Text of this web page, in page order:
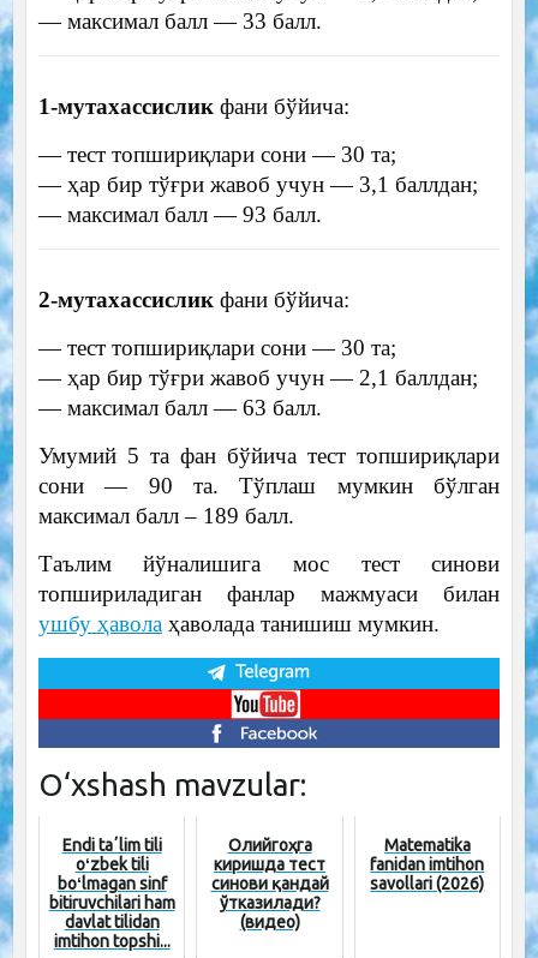
— максимал балл — 33 балл.
1-мутахассисликфани бўйича:
— тест топшириқлари сони — 30 та;
— ҳар бир тўғри жавоб учун — 3,1 баллдан;
— максимал балл — 93 балл.
2-мутахассисликфани бўйича:
— тест топшириқлари сони — 30 та;
— ҳар бир тўғри жавоб учун — 2,1 баллдан;
— максимал балл — 63 балл.
Умумий 5 та фан бўйича тест топшириқлари
сони — 90 та. Тўплаш мумкин бўлган
максимал балл – 189 балл.
Таълим йўналишига мос тест синови
топшириладиган фанлар мажмуаси билан
ушбу ҳаволаҳаволада танишиш мумкин.
O‘xshash mavzular:
Endi taʼlim tili
oʻzbek tili
boʻlmagan sinf
bitiruvchilari ham
davlat tilidan
imtihon topshi...
Олийгоҳга
киришда тест
синови қандай
ўтказилади?
(видео)
Matematika
fanidan imtihon
savollari (2026)